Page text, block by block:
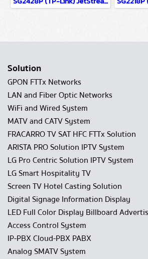
Solution
GPON FTTx Networks
LAN and Fiber Optic Networks
WiFi and Wired System
MATV and CATV System
FRACARRO TV SAT HFC FTTx Solution
ARISTA PRO Solution IPTV System
LG Pro Centric Solution IPTV System
LG Smart Hospitality TV
Screen TV Hotel Casting Solution
Digital Signage Information Display
LED Full Color Display Billboard
Access Control System
IP-PBX Cloud-PBX PABX
Analog SMATV System